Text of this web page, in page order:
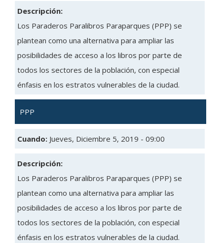
Descripción:
Los Paraderos Paralibros Paraparques (PPP) se
plantean como una alternativa para ampliar las
posibilidades de acceso a los libros por parte de
todos los sectores de la población, con especial
énfasis en los estratos vulnerables de la ciudad.
PPP
Cuando: Jueves, Diciembre 5, 2019 - 09:00
Descripción:
Los Paraderos Paralibros Paraparques (PPP) se
plantean como una alternativa para ampliar las
posibilidades de acceso a los libros por parte de
todos los sectores de la población, con especial
énfasis en los estratos vulnerables de la ciudad.